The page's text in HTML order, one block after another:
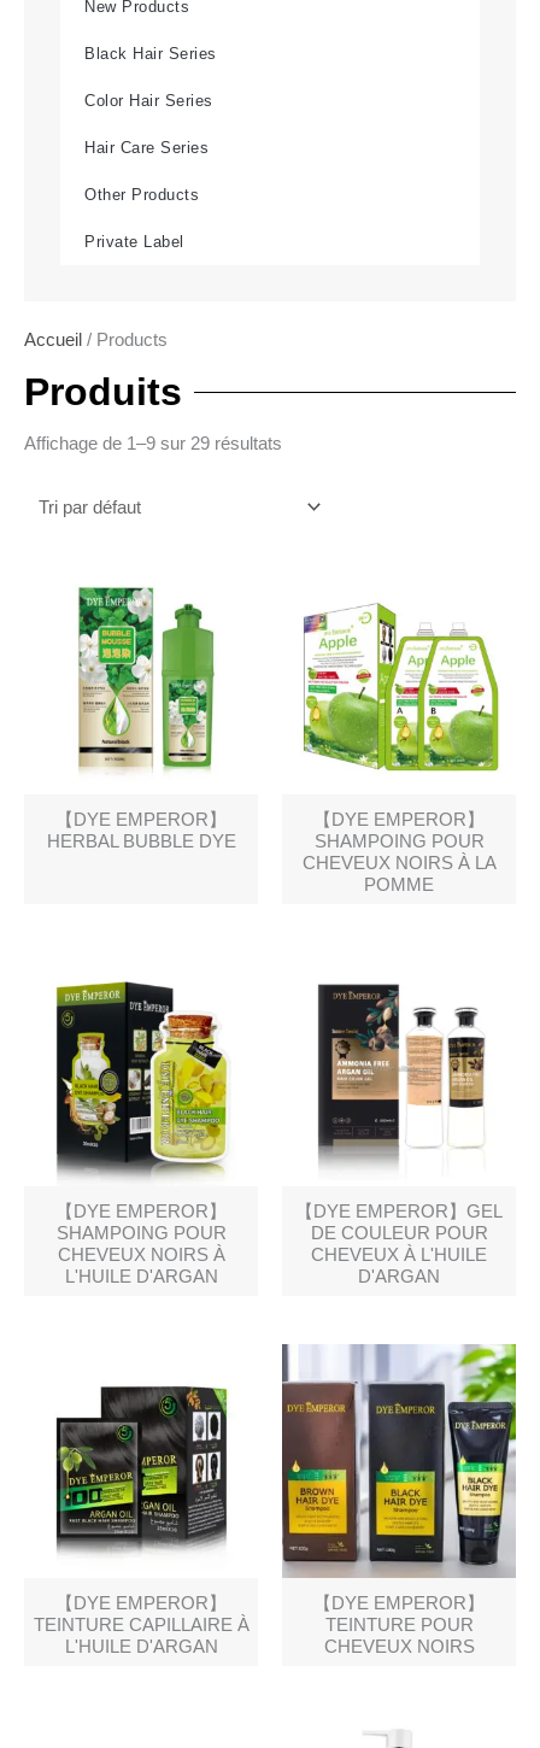
New Products
Black Hair Series
Color Hair Series
Hair Care Series
Other Products
Private Label
Accueil / Products
Produits
Affichage de 1–9 sur 29 résultats
【DYE EMPEROR】
HERBAL BUBBLE DYE
【DYE EMPEROR】
SHAMPOING POUR
CHEVEUX NOIRS À LA
POMME
【DYE EMPEROR】
SHAMPOING POUR
CHEVEUX NOIRS À
L'HUILE D'ARGAN
【DYE EMPEROR】GEL
DE COULEUR POUR
CHEVEUX À L'HUILE
D'ARGAN
【DYE EMPEROR】
TEINTURE CAPILLAIRE À
L'HUILE D'ARGAN
【DYE EMPEROR】
TEINTURE POUR
CHEVEUX NOIRS